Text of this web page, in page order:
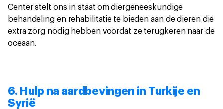
Center stelt ons in staat om diergeneeskundige
behandeling en rehabilitatie te bieden aan de dieren die
extra zorg nodig hebben voordat ze terugkeren naar de
oceaan.
6. Hulp na aardbevingen in Turkije en
Syrië